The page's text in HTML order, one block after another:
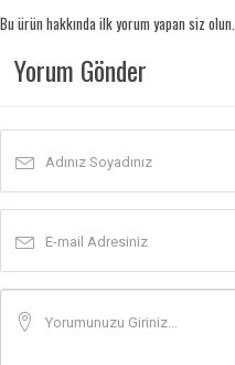
Bu ürün hakkında ilk yorum yapan siz olun.
Yorum Gönder